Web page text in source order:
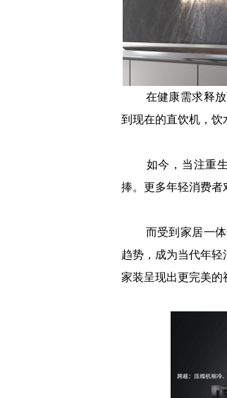
在健康需求释放
到现在的直饮机，饮
如今，当注重生
捧。更多年轻消费者
而受到家居一体
趋势，成为当代年
家装呈现出更完美的